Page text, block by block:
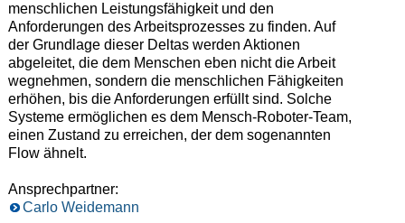
menschlichen Leistungsfähigkeit und den
Anforderungen des Arbeitsprozesses zu finden. Auf
der Grundlage dieser Deltas werden Aktionen
abgeleitet, die dem Menschen eben nicht die Arbeit
wegnehmen, sondern die menschlichen Fähigkeiten
erhöhen, bis die Anforderungen erfüllt sind. Solche
Systeme ermöglichen es dem Mensch-Roboter-Team,
einen Zustand zu erreichen, der dem sogenannten
Flow ähnelt.
Ansprechpartner:
Carlo Weidemann